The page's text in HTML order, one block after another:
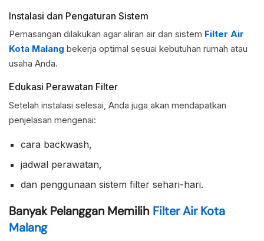
Instalasi dan Pengaturan Sistem
Pemasangan dilakukan agar aliran air dan sistem Filter Air
Kota Malang bekerja optimal sesuai kebutuhan rumah atau
usaha Anda.
Edukasi Perawatan Filter
Setelah instalasi selesai, Anda juga akan mendapatkan
penjelasan mengenai:
cara backwash,
jadwal perawatan,
dan penggunaan sistem filter sehari-hari.
Banyak Pelanggan Memilih Filter Air Kota
Malang